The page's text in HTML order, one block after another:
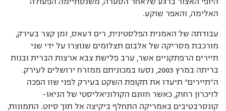
האלימה, והאפר שוקע.
עבודתה של האמנית הפלסטינית, רים דעאס, זמן קצר בעירק,
מורכבת מסריקה של אלבום תצלומים שנוצרו על ידי שני
תיירים הרפתקניים אשר, ערב פלישת צבא ארצות הברית ובנות
בריתה במרץ 2003, נסעו במכוניתם ממזרח ירושלים לעירק.
ה”תיירים” תיעדו את תקופת השקט בעירק לפני שזו הפכה
לזיכרון רחוק, כאשר חזונם הקולוניאליסטי של הניאו–
קונסרבטיבים באמריקה התחלף ביקיצה אל תוך סיוט. התמונות,